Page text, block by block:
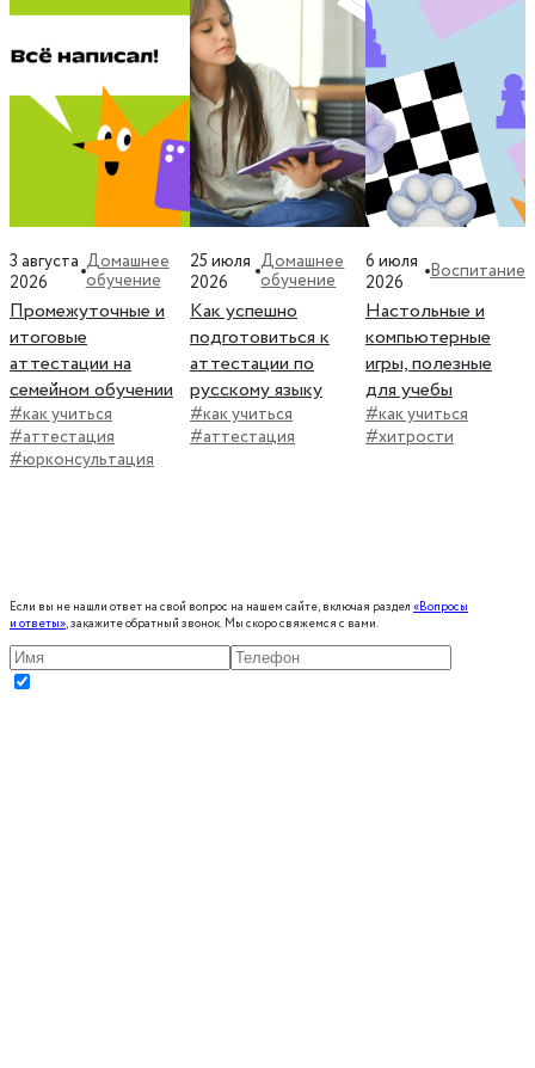
3 августа
2026
Домашнее
обучение
Промежуточные и
итоговые
аттестации на
семейном обучении
#как учиться
#аттестация
#юрконсультация
25 июля
2026
Домашнее
обучение
Как успешно
подготовиться к
аттестации по
русскому языку
#как учиться
#аттестация
6 июля
2026
Воспитание
Настольные и
компьютерные
игры, полезные
для учебы
#как учиться
#хитрости
Если вы не нашли ответ на свой вопрос на нашем сайте, включая раздел «Вопросы
и ответы», закажите обратный звонок. Мы скоро свяжемся с вами.